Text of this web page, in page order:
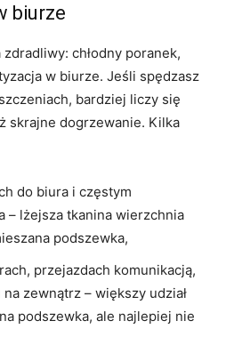
biurze
chłodny poranek,
w biurze. Jeśli spędzasz
bardziej liczy się
skrajne dogrzewanie. Kilka
do biura i częstym
– lżejsza tkanina wierzchnia
podszewka,
przejazdach komunikacją,
zewnątrz – większy udział
podszewka, ale najlepiej nie